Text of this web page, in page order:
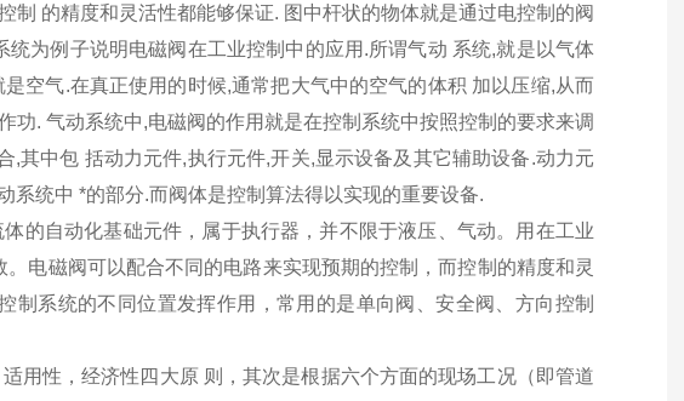
制 的精度和灵活性都能够保证. 图中杆状的物体就是通过电控制的阀
为例子说明电磁阀在工业控制中的应用.所谓气动 系统,就是以气体
空气.在真正使用的时候,通常把大气中的空气的体积 加以压缩,从而
功. 气动系统中,电磁阀的作用就是在控制系统中按照控制的要求来调
其中包 括动力元件,执行元件,开关,显示设备及其它辅助设备.动力元
系统中 *的部分.而阀体是控制算法得以实现的重要设备.
的自动化基础元件，属于执行器，并不限于液压、气动。用在工业
电磁阀可以配合不同的电路来实现预期的控制，而控制的精度和灵
制系统的不同位置发挥作用，常用的是单向阀、安全阀、方向控制
用性，经济性四大原 则，其次是根据六个方面的现场工况（即管道